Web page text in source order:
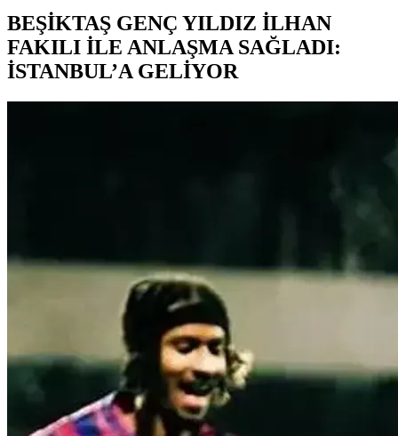
BEŞİKTAŞ GENÇ YILDIZ İLHAN
FAKILI İLE ANLAŞMA SAĞLADI:
İSTANBUL’A GELİYOR